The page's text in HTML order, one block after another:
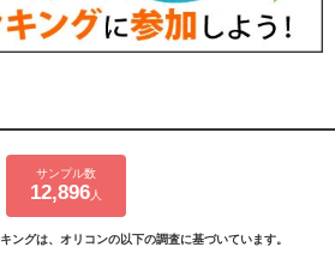
サンプル数
12,896 人
ングは、オリコンの以下の調査に基づいています。